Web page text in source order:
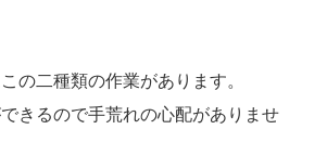
の二種類の作業があります。
きるので手荒れの心配がありませ